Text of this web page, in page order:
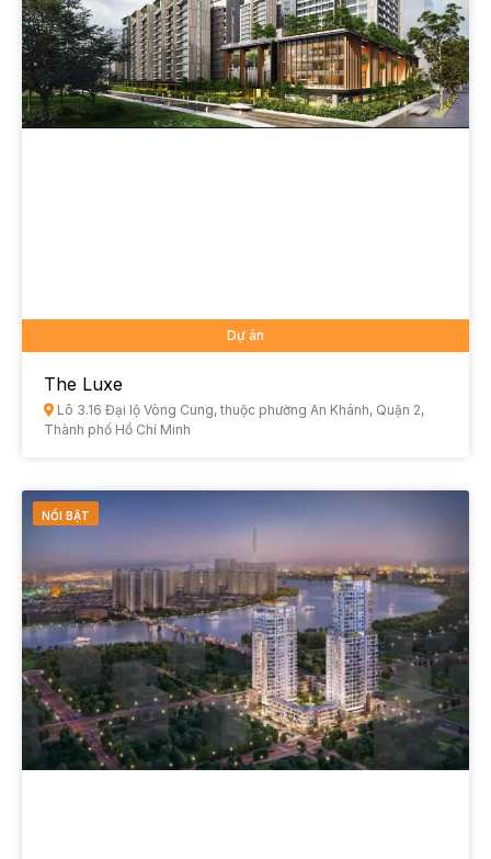
Dự án
The Luxe
Lô 3.16 Đại lộ Vòng Cung, thuộc phường An Khánh, Quận 2,
Thành phố Hồ Chí Minh
NỔI BẬT